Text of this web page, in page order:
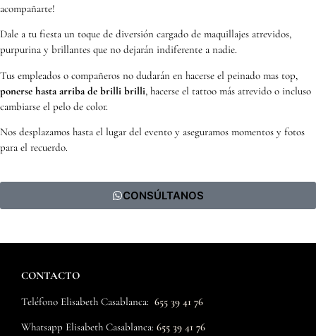
acompañarte!
Dale a tu fiesta un toque de diversión cargado de maquillajes atrevidos,
purpurina y brillantes que no dejarán indiferente a nadie.
Tus empleados o compañeros no dudarán en hacerse el peinado mas top,
ponerse hasta arriba de brilli brilli , hacerse el tattoo más atrevido o incluso
cambiarse el pelo de color.
Nos desplazamos hasta el lugar del evento y aseguramos momentos y fotos
para el recuerdo.
CONSÚLTANOS
CONTACTO
Teléfono Elisabeth Casablanca: 655 39 41 76
Whatsapp Elisabeth Casablanca: 655 39 41 76